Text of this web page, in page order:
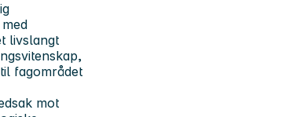
livslangt
fagområdet
mot